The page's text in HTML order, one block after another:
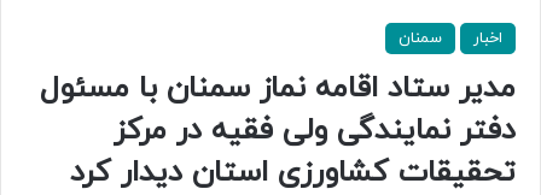
اخبار سمنان
مدیر ستاد اقامه نماز سمنان با مسئول
دفتر نمایندگی ولی فقیه در مرکز
تحقیقات کشاورزی استان دیدار کرد